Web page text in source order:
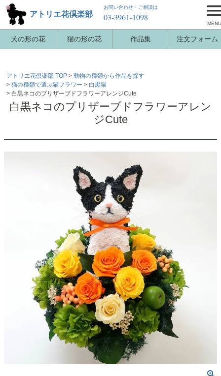
犬の形の花 猫の形の花 作品集 注文フォーム
アトリエ花倶楽部
お問い合わせ・ご相談は
03-3961-1098
MENU
アトリエ花倶楽部 TOP
動物の種類から作品を探す
猫の種類で選ぶ猫フラワー
白黒猫
白黒ネコのプリザーブドフラワーアレンジCute
白黒ネコのプリザーブドフラワーアレン
ジCute